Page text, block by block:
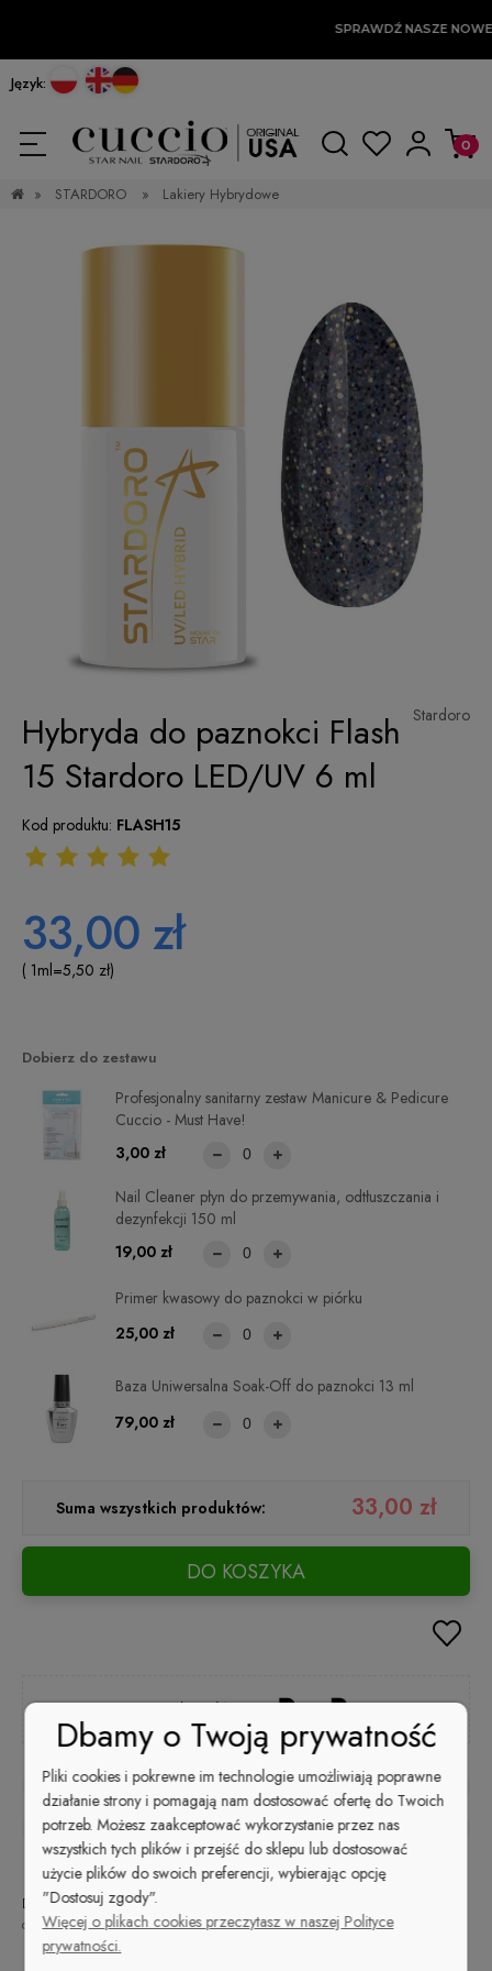
SPRAWDŹ NASZE
Język:
» STARDORO » Lakiery Hybrydowe
Stardoro
Hybryda do paznokci Flash
15 Stardoro LED/UV 6 ml
Kod produktu: FLASH15
33,00 zł
( 1ml=5,50 zł)
Dobierz do zestawu
Primer kwasowy do paznokci w piórku
25,00 zł
Profesjonalny sanitarny zestaw Manicure & Pedicure
Cuccio - Must Have!
3,00 zł
Baza Uniwersalna Soak-Off do paznokci 13 ml
79,00 zł
Nail Cleaner płyn do przemywania, odtłuszczania i
dezynfekcji 150 ml
19,00 zł
Suma wszystkich produktów: 33,00 zł
DO KOSZYKA
Kup i zapłać później
zapytaj o produkt
poleć znajomemu
Dostępność:
duża ilość
Wysyłka w:
godzin
(Polska)
Cena nie zawiera ewentualnych kosztów płatności
sprawdź formy dostawy
Dbamy o Twoją prywatność
Pliki cookies i pokrewne im technologie umożliwiają poprawne
działanie strony i pomagają nam dostosować ofertę do Twoich
potrzeb. Możesz zaakceptować wykorzystanie przez nas
wszystkich tych plików i przejść do sklepu lub dostosować
użycie plików do swoich preferencji, wybierając opcję
"Dostosuj zgody".
Więcej o plikach cookies przeczytasz w naszej Polityce
prywatności.